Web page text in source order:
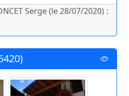
Serge (le 28/07/2020) :